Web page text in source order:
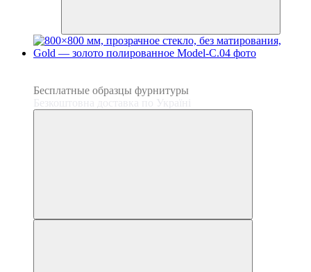
Бесплатные образцы фурнитуры